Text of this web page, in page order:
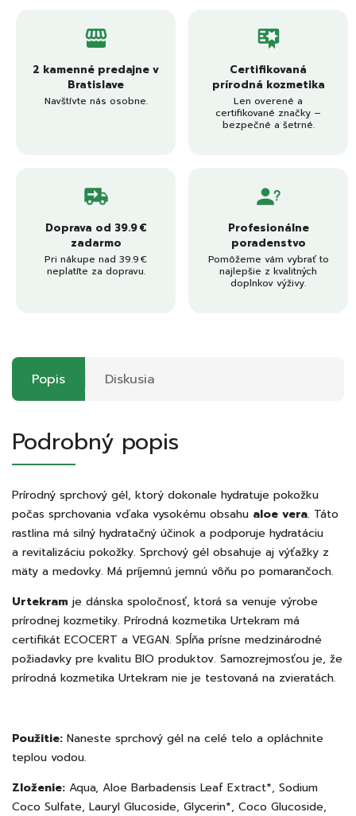
2 kamenné predajne v
Bratislave
Navštívte nás osobne.
Certifikovaná
prírodná kozmetika
Len overené a
certifikované značky –
bezpečné a šetrné.
Doprava od 39.9 €
zadarmo
Pri nákupe nad 39.9 €
neplatíte za dopravu.
Profesionálne
poradenstvo
Pomôžeme vám vybrať to
najlepšie z kvalitných
doplnkov výživy.
Popis Diskusia
Podrobný popis
Prírodný sprchový gél, ktorý dokonale hydratuje pokožku
počas sprchovania vďaka vysokému obsahu aloe vera. Táto
rastlina má silný hydratačný účinok a podporuje hydratáciu
a revitalizáciu pokožky. Sprchový gél obsahuje aj výťažky z
mäty a medovky. Má príjemnú jemnú vôňu po pomarančoch.
Urtekram je dánska spoločnosť, ktorá sa venuje výrobe
prírodnej kozmetiky. Prírodná kozmetika Urtekram má
certifikát ECOCERT a VEGAN. Spĺňa prísne medzinárodné
požiadavky pre kvalitu BIO produktov. Samozrejmosťou je, že
prírodná kozmetika Urtekram nie je testovaná na zvieratách.
Použitie: Naneste sprchový gél na celé telo a opláchnite
teplou vodou.
Zloženie: Aqua, Aloe Barbadensis Leaf Extract*, Sodium
Coco Sulfate, Lauryl Glucoside, Glycerin*, Coco Glucoside,